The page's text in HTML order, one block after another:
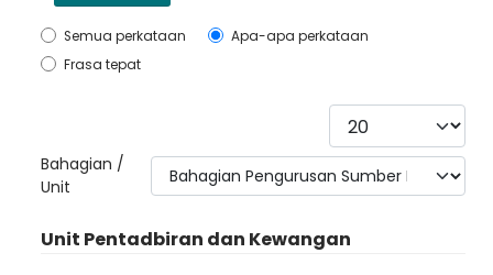
Semua perkataan
Apa-apa perkataan
Frasa tepat
Papar #
Bahagian /
Unit
Unit Pentadbiran dan Kewangan